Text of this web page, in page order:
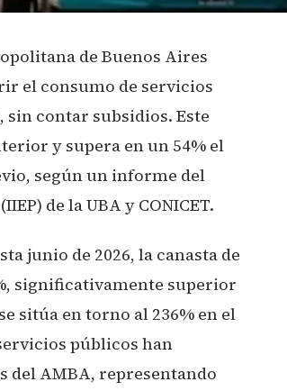
de Buenos Aires
el consumo de servicios
contar subsidios. Este
y supera en un 54% el
según un informe del
de la UBA y CONICET.
junio de 2026, la canasta de
significativamente superior
sitúa en torno al 236% en el
públicos han
del AMBA, representando